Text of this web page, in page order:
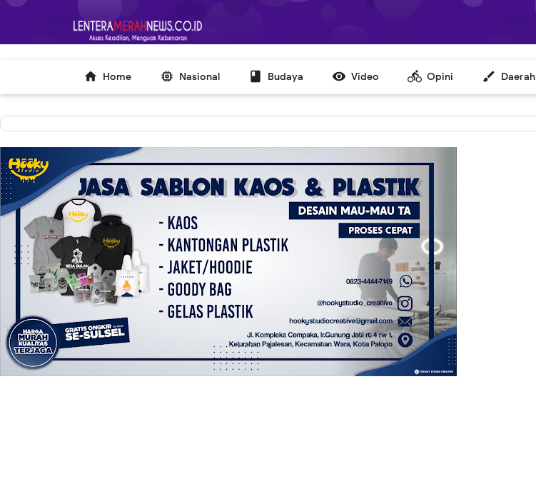
-->
 Home  Nasional  Budaya  Video directions_bike Opini brush Daerah